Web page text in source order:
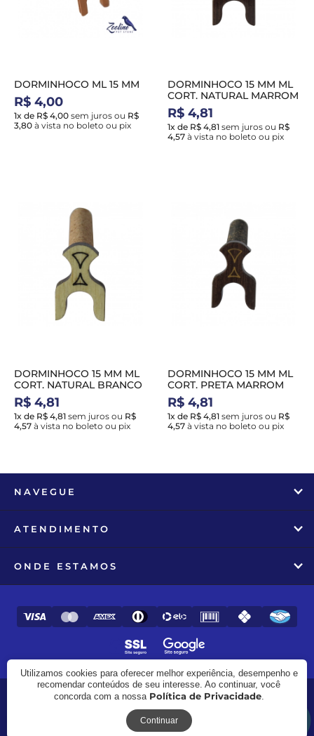
DORMINHOCO ML 15 MM
R$ 4,00
1x de R$ 4,00 sem juros ou R$
3,80 à vista no boleto ou pix
DORMINHOCO 15 MM ML
CORT. NATURAL MARROM
R$ 4,81
1x de R$ 4,81 sem juros ou R$
4,57 à vista no boleto ou pix
DORMINHOCO 15 MM ML
CORT. NATURAL BRANCO
R$ 4,81
1x de R$ 4,81 sem juros ou R$
4,57 à vista no boleto ou pix
DORMINHOCO 15 MM ML
CORT. PRETA MARROM
R$ 4,81
1x de R$ 4,81 sem juros ou R$
4,57 à vista no boleto ou pix
NAVEGUE
ATENDIMENTO
ONDE ESTAMOS
© 2017 - 2026 - Zooline - CNPJ: 27.982.258/0001-97
Utilizamos cookies para oferecer melhor experiência, desempenho e
recomendar conteúdos de seu interesse. Ao continuar, você
concorda com a nossa Política de Privacidade.
Continuar